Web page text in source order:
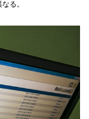
る。